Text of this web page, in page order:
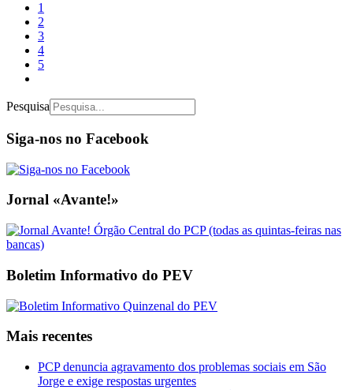
1
2
3
4
5
Pesquisa
Siga-nos no Facebook
Jornal «Avante!»
Boletim Informativo do PEV
Mais recentes
PCP denuncia agravamento dos problemas sociais em São
Jorge e exige respostas urgentes